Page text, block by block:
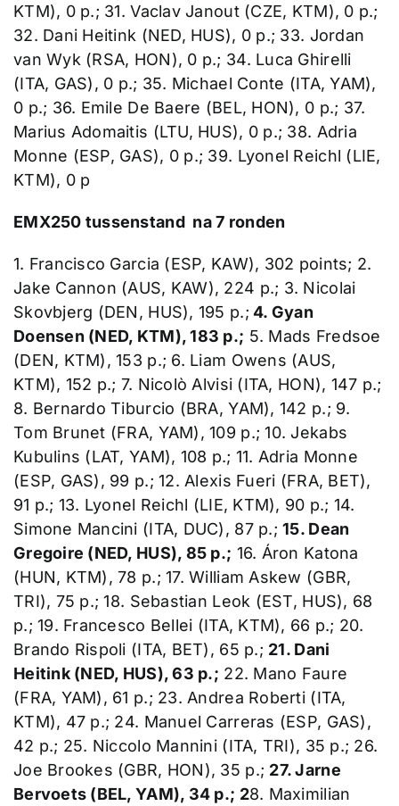
KTM), 0 p.; 31. Vaclav Janout (CZE, KTM), 0 p.;
32. Dani Heitink (NED, HUS), 0 p.; 33. Jordan
van Wyk (RSA, HON), 0 p.; 34. Luca Ghirelli
(ITA, GAS), 0 p.; 35. Michael Conte (ITA, YAM),
0 p.; 36. Emile De Baere (BEL, HON), 0 p.; 37.
Marius Adomaitis (LTU, HUS), 0 p.; 38. Adria
Monne (ESP, GAS), 0 p.; 39. Lyonel Reichl (LIE,
KTM), 0 p
EMX250 tussenstand na 7 ronden
1. Francisco Garcia (ESP, KAW), 302 points; 2.
Jake Cannon (AUS, KAW), 224 p.; 3. Nicolai
Skovbjerg (DEN, HUS), 195 p.; 4. Gyan
Doensen (NED, KTM), 183 p.; 5. Mads Fredsoe
(DEN, KTM), 153 p.; 6. Liam Owens (AUS,
KTM), 152 p.; 7. Nicolò Alvisi (ITA, HON), 147 p.;
8. Bernardo Tiburcio (BRA, YAM), 142 p.; 9.
Tom Brunet (FRA, YAM), 109 p.; 10. Jekabs
Kubulins (LAT, YAM), 108 p.; 11. Adria Monne
(ESP, GAS), 99 p.; 12. Alexis Fueri (FRA, BET),
91 p.; 13. Lyonel Reichl (LIE, KTM), 90 p.; 14.
Simone Mancini (ITA, DUC), 87 p.;15. Dean
Gregoire (NED, HUS), 85 p.; 16. Áron Katona
(HUN, KTM), 78 p.; 17. William Askew (GBR,
TRI), 75 p.; 18. Sebastian Leok (EST, HUS), 68
p.; 19. Francesco Bellei (ITA, KTM), 66 p.; 20.
Brando Rispoli (ITA, BET), 65 p.; 21. Dani
Heitink (NED, HUS), 63 p.; 22. Mano Faure
(FRA, YAM), 61 p.; 23. Andrea Roberti (ITA,
KTM), 47 p.; 24. Manuel Carreras (ESP, GAS),
42 p.; 25. Niccolo Mannini (ITA, TRI), 35 p.; 26.
Joe Brookes (GBR, HON), 35 p.; 27. Jarne
Bervoets (BEL, YAM), 34 p.; 28. Maximilian